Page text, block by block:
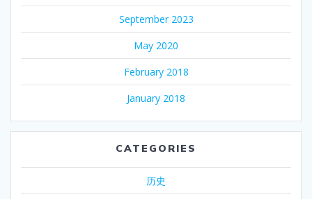
September 2023
May 2020
February 2018
January 2018
CATEGORIES
历史